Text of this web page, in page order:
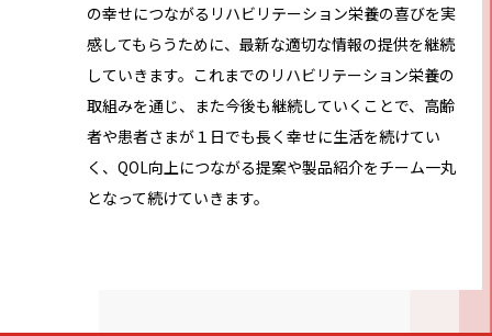
の幸せにつながるリハビリテーション栄養の喜びを実
感してもらうために、最新な適切な情報の提供を継続
していきます。これまでのリハビリテーション栄養の
取組みを通じ、また今後も継続していくことで、高齢
者や患者さまが１日でも長く幸せに生活を続けてい
く、QOL向上につながる提案や製品紹介をチーム一丸
となって続けていきます。